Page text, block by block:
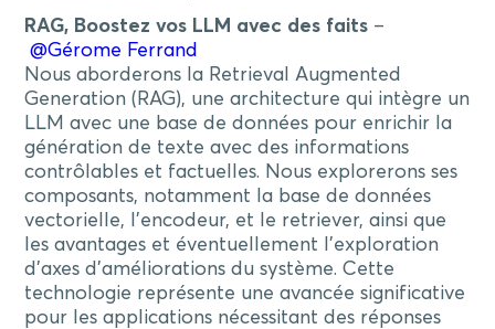
RAG, Boostez vos LLM avec des faits –
@Gérome Ferrand
Nous aborderons la Retrieval Augmented
Generation (RAG), une architecture qui intègre un
LLM avec une base de données pour enrichir la
génération de texte avec des informations
contrôlables et factuelles. Nous explorerons ses
composants, notamment la base de données
vectorielle, l’encodeur, et le retriever, ainsi que
les avantages et éventuellement l’exploration
d’axes d’améliorations du système. Cette
technologie représente une avancée significative
pour les applications nécessitant des réponses